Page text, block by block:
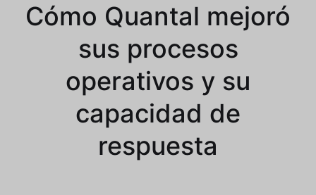
Cómo Quantal mejoró
sus procesos
operativos y su
capacidad de
respuesta